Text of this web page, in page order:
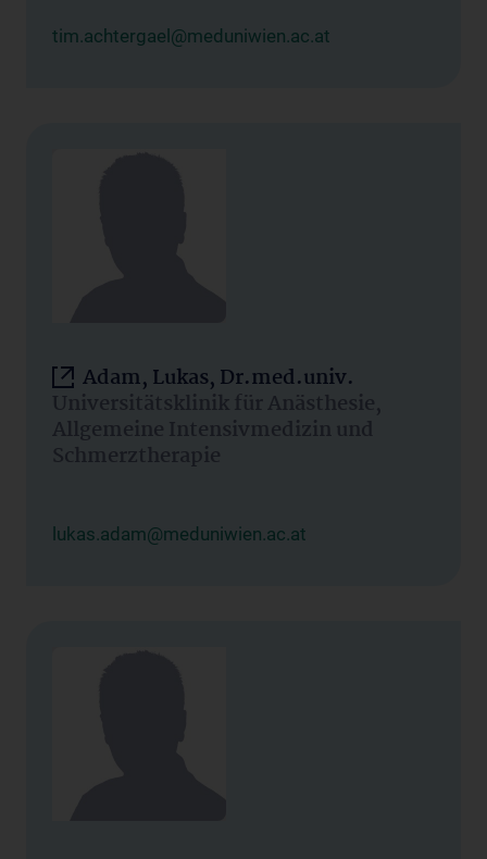
tim.achtergael@meduniwien.ac.at
Adam, Lukas, Dr.med.univ.
Universitätsklinik für Anästhesie,
Allgemeine Intensivmedizin und
Schmerztherapie
lukas.adam@meduniwien.ac.at